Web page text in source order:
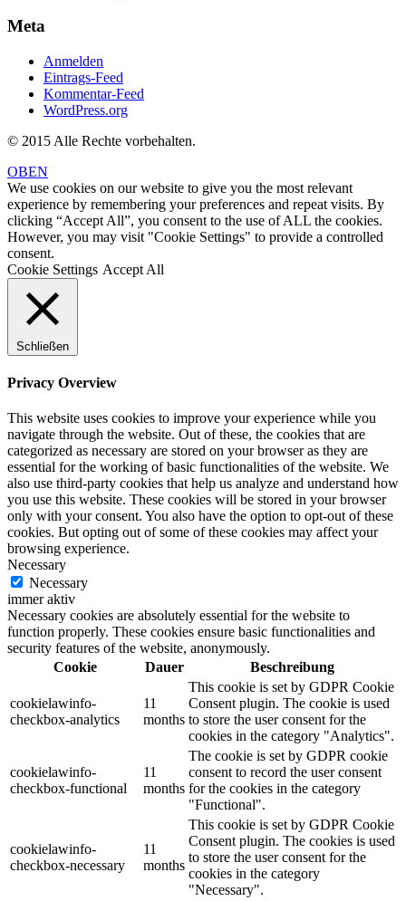
Meta
Anmelden
Eintrags-Feed
Kommentar-Feed
WordPress.org
© 2015 Alle Rechte vorbehalten.
OBEN
We use cookies on our website to give you the most relevant
experience by remembering your preferences and repeat visits. By
clicking “Accept All”, you consent to the use of ALL the cookies.
However, you may visit "Cookie Settings" to provide a controlled
consent.
Cookie Settings Accept All
Schließen
Privacy Overview
This website uses cookies to improve your experience while you
navigate through the website. Out of these, the cookies that are
categorized as necessary are stored on your browser as they are
essential for the working of basic functionalities of the website. We
also use third-party cookies that help us analyze and understand how
you use this website. These cookies will be stored in your browser
only with your consent. You also have the option to opt-out of these
cookies. But opting out of some of these cookies may affect your
browsing experience.
Necessary
Necessary
immer aktiv
Necessary cookies are absolutely essential for the website to
function properly. These cookies ensure basic functionalities and
security features of the website, anonymously.
Cookie
Dauer Beschreibung
cookielawinfo-
checkbox-analytics
11
months
This cookie is set by GDPR Cookie
Consent plugin. The cookie is used
to store the user consent for the
cookies in the category "Analytics".
cookielawinfo-
checkbox-functional
11
months
The cookie is set by GDPR cookie
consent to record the user consent
for the cookies in the category
"Functional".
cookielawinfo-
checkbox-necessary
11
months
This cookie is set by GDPR Cookie
Consent plugin. The cookies is used
to store the user consent for the
cookies in the category
"Necessary".